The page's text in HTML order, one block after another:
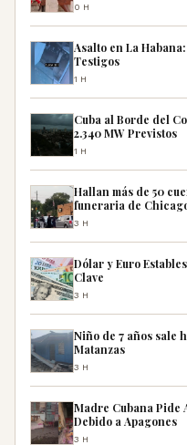
0H
Asalto en La
Testigos
1H
Cuba al Borde del
2.340 MW Previstos
1H
Hallan más de 50
funeraria de
3H
Dólar y Euro
Clave
3H
Niño de 7 años sale
Matanzas
3H
Madre Cubana Pide
Debido a Apagones
3H